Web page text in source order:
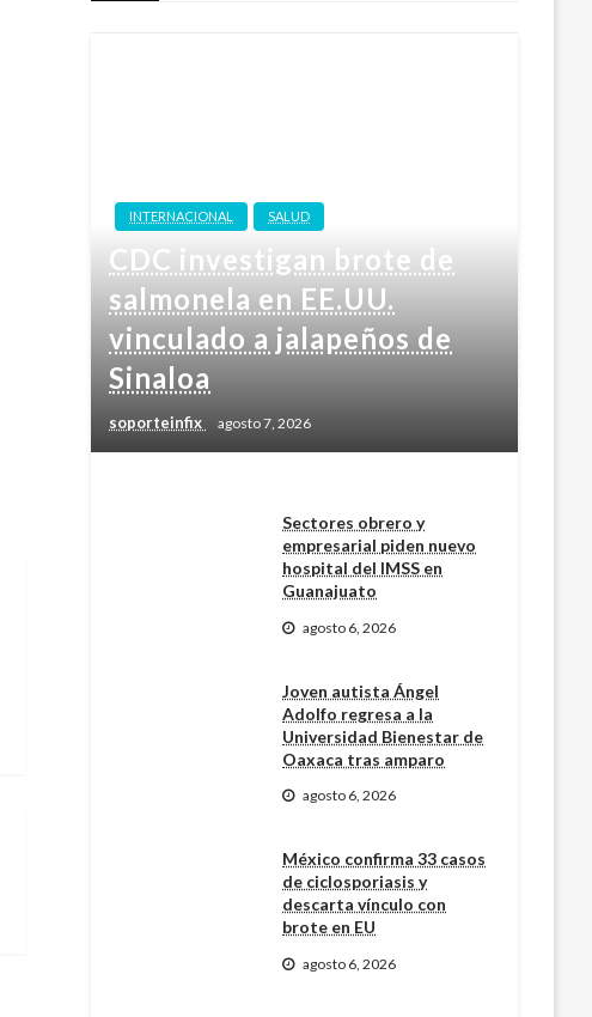
INTERNACIONAL SALUD
CDC investigan brote de
salmonela en EE.UU.
vinculado a jalapeños de
Sinaloa
soporteinfix agosto 7, 2026
Sectores obrero y
empresarial piden nuevo
hospital del IMSS en
Guanajuato
agosto 6, 2026
Joven autista Ángel
Adolfo regresa a la
Universidad Bienestar de
Oaxaca tras amparo
agosto 6, 2026
México confirma 33 casos
de ciclosporiasis y
descarta vínculo con
brote en EU
agosto 6, 2026